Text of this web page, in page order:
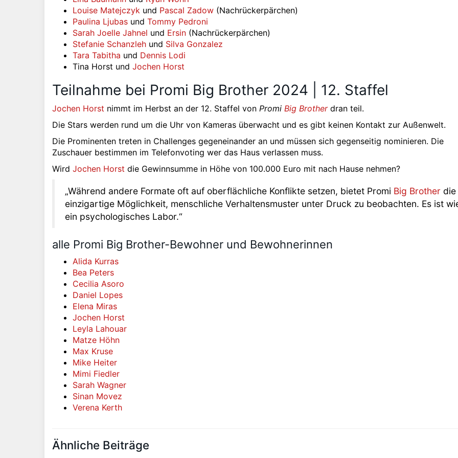
Louise Matejczyk und Pascal Zadow (Nachrückerpärchen)
Paulina Ljubas und Tommy Pedroni
Sarah Joelle Jahnel und Ersin (Nachrückerpärchen)
Stefanie Schanzleh und Silva Gonzalez
Tara Tabitha und Dennis Lodi
Tina Horst und Jochen Horst
Teilnahme bei Promi Big Brother 2024 | 12. Staffel
Jochen Horst nimmt im Herbst an der 12. Staffel von Promi Big Brotherdran teil.
Die Stars werden rund um die Uhr von Kameras überwacht und es gibt keinen Kontakt zur Außenwelt.
Die Prominenten treten in Challenges gegeneinander an und müssen sich gegenseitig nominieren. Die
Zuschauer bestimmen im Telefonvoting wer das Haus verlassen muss.
Wird Jochen Horst die Gewinnsumme in Höhe von 100.000 Euro mit nach Hause nehmen?
„Während andere Formate oft auf oberflächliche Konflikte setzen, bietet Promi Big Brother die
einzigartige Möglichkeit, menschliche Verhaltensmuster unter Druck zu beobachten. Es ist
ein psychologisches Labor.“
alle Promi Big Brother-Bewohner und Bewohnerinnen
Alida Kurras
Bea Peters
Cecilia Asoro
Daniel Lopes
Elena Miras
Jochen Horst
Leyla Lahouar
Matze Höhn
Max Kruse
Mike Heiter
Mimi Fiedler
Sarah Wagner
Sinan Movez
Verena Kerth
Ähnliche Beiträge